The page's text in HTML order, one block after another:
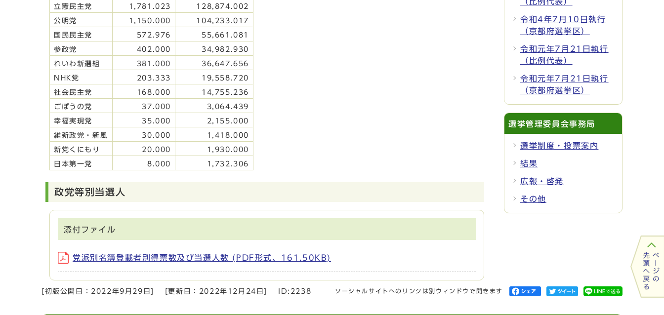
立憲民主党 1,781.023 128,874.002
公明党 1,150.000 104,233.017
国民民主党 572.976 55,661.081
参政党 402.000 34,982.930
れいわ新選組 381.000 36,647.656
NHK党 203.333 19,558.720
社会民主党 168.000 14,755.236
ごぼうの党 37.000 3,064.439
幸福実現党 35.000 2,155.000
維新政党・新風 30.000 1,418.000
新党くにもり 20.000 1,930.000
日本第一党 8.000 1,732.306
政党等別当選人
添付ファイル
党派別名簿登載者別得票数及び当選人数 (PDF形式、161.50KB)
令和4年7月10日執行
（京都府選挙区）
令和元年7月21日執行
（比例代表）
令和元年7月21日執行
（京都府選挙区）
選挙管理委員会事務局
選挙制度・投票案内
結果
広報・啓発
その他
[初版公開日： 2022年9月29日 [更新日： 2022年12月24日 ID:2238 ソーシャルサイトへのリンクは別ウィンドウで開きます